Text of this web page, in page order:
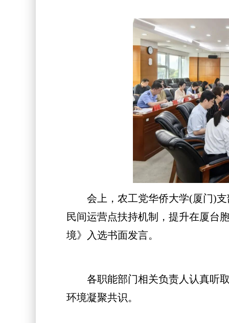
会上，农工党华侨大学(厦门)支
民间运营点扶持机制，提升在厦台
境》入选书面发言。
各职能部门相关负责人认真听取
环境凝聚共识。